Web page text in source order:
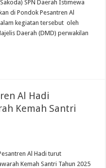
SPN Daerah Istimewa
di Pondok Pesantren Al
kegiatan tersebut oleh
Daerah (DMD) perwakilan
Al Hadi
Kemah Santri
Al Hadi turut
Kemah Santri Tahun 2025